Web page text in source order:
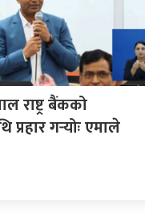
राष्ट्र बैंकको
प्रहार गर्‍योः एमाले